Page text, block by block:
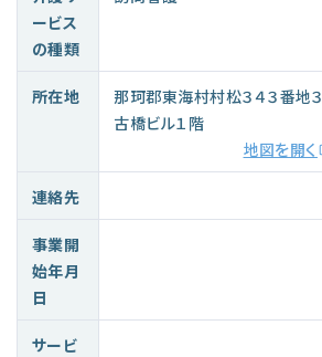
ービス
の種類
所在地
那珂郡東海村村松３４３番地３
古橋ビル１階
地図を開く
連絡先
事業開
始年月
日
サービ